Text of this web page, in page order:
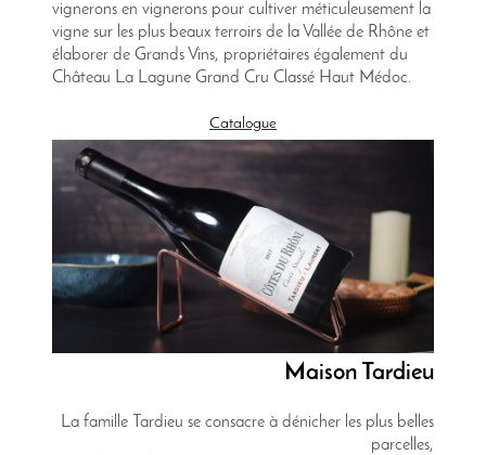
vignerons en vignerons pour cultiver méticuleusement la
vigne sur les plus beaux terroirs de la Vallée de Rhône et
élaborer de Grands Vins, propriétaires également du
Château La Lagune Grand Cru Classé Haut Médoc.
Catalogue
Maison Tardieu
La famille Tardieu se consacre à dénicher les plus belles
parcelles,